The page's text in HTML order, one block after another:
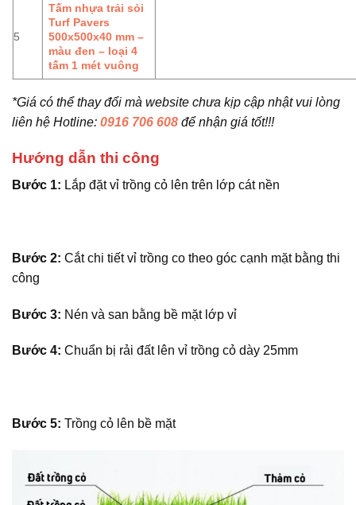
5
Tấm nhựa trải sỏi
Turf Pavers
500x500x40 mm –
màu đen – loại 4
tấm 1 mét vuông
*Giá có thể thay đổi mà website chưa kịp cập nhật vui lòng
liên hệ Hotline: 0916 706 608 để nhận giá tốt!!!
Hướng dẫn thi công
Bước 1: Lắp đặt vỉ trồng cỏ lên trên lớp cát nền
Bước 2: Cắt chi tiết vỉ trồng co theo góc cạnh mặt bằng thi
công
Bước 3: Nén và san bằng bề mặt lớp vỉ
Bước 4: Chuẩn bị rải đất lên vỉ trồng cỏ dày 25mm
Bước 5: Trồng cỏ lên bề mặt